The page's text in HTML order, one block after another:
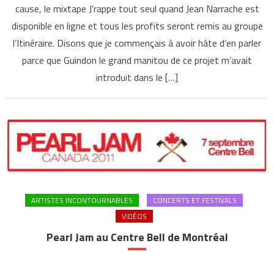
cause, le mixtape J’rappe tout seul quand Jean Narrache est
disponible en ligne et tous les profits seront remis au groupe
l’Itinéraire. Disons que je commençais à avoir hâte d’en parler
parce que Guindon le grand manitou de ce projet m’avait
introduit dans le […]
ARTISTES INCONTOURNABLES
CONCERTS ET FESTIVALS
VIDÉOS
Pearl Jam au Centre Bell de Montréal